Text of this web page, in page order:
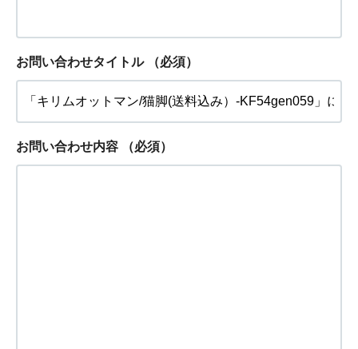
お問い合わせタイトル （必須）
お問い合わせ内容 （必須）